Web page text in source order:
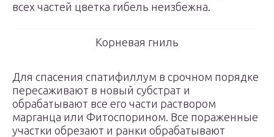
всех частей цветка гибель неизбежна.
Корневая гниль
Для спасения спатифиллум в срочном порядке
пересаживают в новый субстрат и
обрабатывают все его части раствором
марганца или Фитоспорином. Все пораженные
участки обрезают и ранки обрабатывают